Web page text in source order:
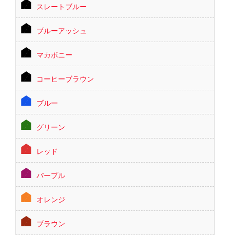
スレートブルー
ブルーアッシュ
マカボニー
コーヒーブラウン
ブルー
グリーン
レッド
パープル
オレンジ
ブラウン